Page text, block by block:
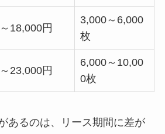
18,000円
3,000～6,000
枚
23,000円
6,000～10,00
0枚
あるのは、リース期間に差が